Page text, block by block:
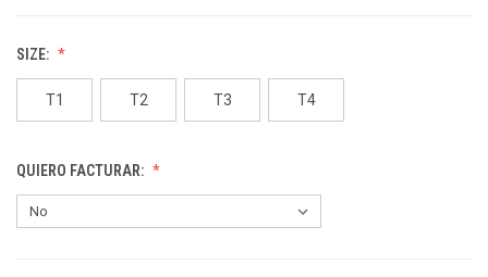
SIZE:
T1 T2 T3 T4
QUIERO FACTURAR: